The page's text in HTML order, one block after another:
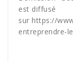
est diffusé
sur https://
entreprendre-